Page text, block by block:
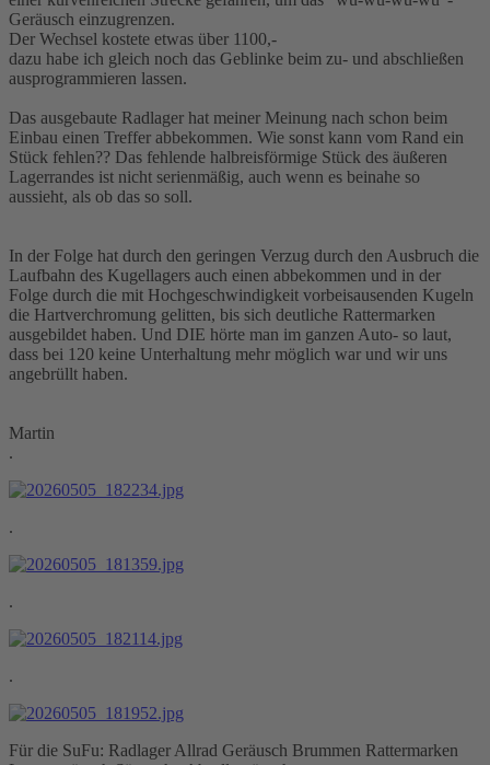
Geräusch einzugrenzen.
Der Wechsel kostete etwas über 1100,-
dazu habe ich gleich noch das Geblinke beim zu- und abschließen
ausprogrammieren lassen.
Das ausgebaute Radlager hat meiner Meinung nach schon beim
Einbau einen Treffer abbekommen. Wie sonst kann vom Rand ein
Stück fehlen?? Das fehlende halbreisförmige Stück des äußeren
Lagerrandes ist nicht serienmäßig, auch wenn es beinahe so
aussieht, als ob das so soll.
In der Folge hat durch den geringen Verzug durch den Ausbruch die
Laufbahn des Kugellagers auch einen abbekommen und in der
Folge durch die mit Hochgeschwindigkeit vorbeisausenden Kugeln
die Hartverchromung gelitten, bis sich deutliche Rattermarken
ausgebildet haben. Und DIE hörte man im ganzen Auto- so laut,
dass bei 120 keine Unterhaltung mehr möglich war und wir uns
angebrüllt haben.
Martin
.
.
.
.
Für die SuFu: Radlager Allrad Geräusch Brummen Rattermarken